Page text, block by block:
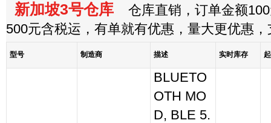
新加坡3号仓库 仓库直销，订单金额
500元含税运，有单就有优惠，量大更优惠
型号 制造商 描述 实时库存
BLUETO
OTH MO
D, BLE 5.